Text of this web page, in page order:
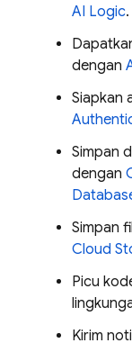
AI Logic.
dengan
Siapkan
Simpan
dengan
Simpan
Cloud
Picu
Kirim